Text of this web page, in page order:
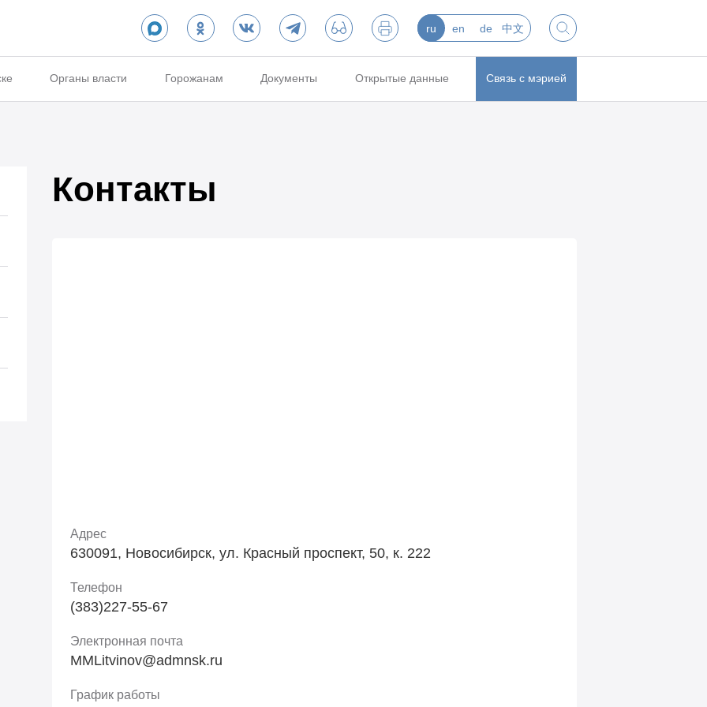
ru en de 中文
Органы власти Горожанам Документы Открытые данные Связь с мэрией
Контакты
Адрес
630091, Новосибирск, ул. Красный проспект, 50, к. 222
Телефон
(383)227-55-67
Электронная почта
MMLitvinov@admnsk.ru
График работы